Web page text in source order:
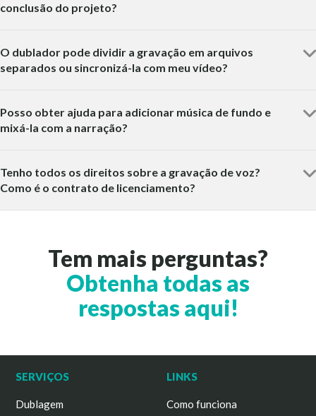
conclusão do projeto?
O dublador pode dividir a gravação em arquivos
separados ou sincronizá-la com meu vídeo?
Posso obter ajuda para adicionar música de fundo e
mixá-la com a narração?
Tenho todos os direitos sobre a gravação de voz?
Como é o contrato de licenciamento?
Tem mais perguntas?
Obtenha todas as
respostas aqui!
SERVIÇOS
Dublagem
LINKS
Como funciona